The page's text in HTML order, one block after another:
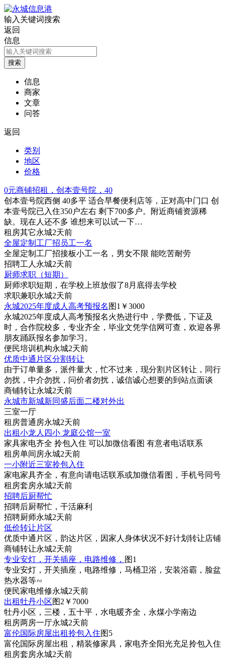
输入关键词搜索
返回
信息
信息
商家
文章
问答
返回
类别
地区
价格
0元商铺招租，创本壹号院，40
创本壹号院西侧 40多平 适合早餐便利店等，正对高中门口 创
本壹号院已入住350户左右 剩下700多户。附近商铺资源稀
缺。现在人还不多 谁想来可以试一下…
租房其它永城2天前
全屋定制工厂招员工一名
全屋定制工厂招接板小工一名，男女不限 能吃苦耐劳
招聘工人 永城2天前
厨师求职（短期）
厨师求职短期，在学校上班放假了8月底得去学校
求职兼职永城2天前
永城2025年度成人高考预报名 图1 ￥3000
永城2025年度成人高考预报名火热进行中，学费低，下证及
时，合作院校多，专业齐全，毕业文凭学信网可查，欢迎各界
朋友踊跃报名参加学习。
便民培训机构永城2天前
优质中通片区分割转让
由于订单量多，派件量大，忙不过来，现分割片区转让，同行
勿扰，中介勿扰，问价者勿扰，诚信诚心想要的到站点面谈
商铺转让永城2天前
永城市新城新同盛后面二楼对外出
三室一厅
租房普通房永城2天前
出租小龙人四小 龙庭公馆一室
家具家电齐全 拎包入住 可以加微信看图 有意者电话联系
租房单间房永城2天前
一小附近三室拎包入住
家电家具齐全，有意向请电话联系或加微信看图，手机号同号
租房套房永城2天前
招聘后厨帮忙
招聘后厨帮忙，干活麻利
招聘厨师永城2天前
低价转让片区
优质中通片区，韵达片区，因家人身体状况不好计划转让店铺
商铺转让永城2天前
专业安灯，开关插座，电路维修， 图1
专业安灯，开关插座，电路维修，马桶卫浴，安装浴霸，脸盆
热水器等∽
便民家电维修永城2天前
出租牡丹小区图2 ￥7000
牡丹小区，三楼，五十平，水电暖齐全，永煤小学南边
租房两房一厅永城2天前
富伦国际房屋出租拎包入住图5
富伦国际房屋出租，精装修家具，家电齐全阳光充足拎包入住
租房套房永城2天前